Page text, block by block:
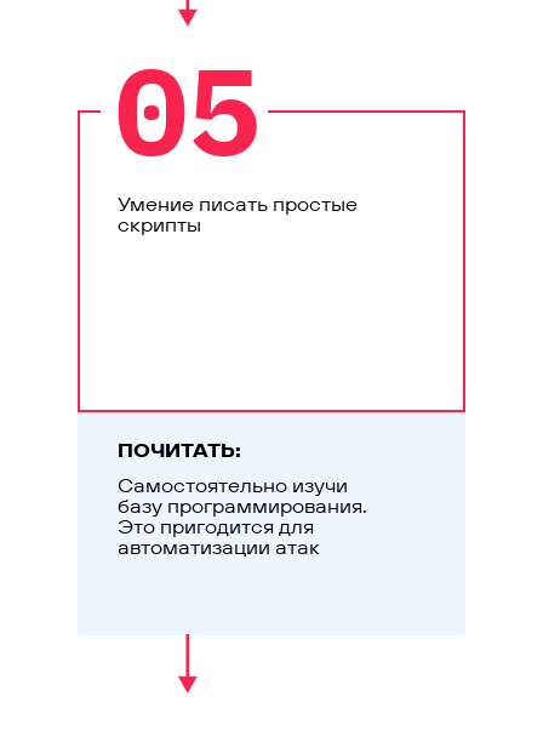
05
Умение писать простые
скрипты
ПОЧИТАТЬ:
Самостоятельно изучи
базу программирования.
Это пригодится для
автоматизации атак